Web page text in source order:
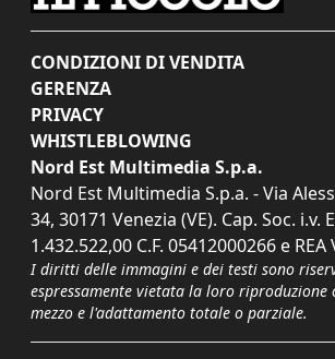
CONDIZIONI DI VENDITA
GERENZA
PRIVACY
WHISTLEBLOWING
Nord Est Multimedia S.p.a.
Nord Est Multimedia S.p.a. - Via
34, 30171 Venezia (VE). Cap. Soc. i.v.
1.432.522,00 C.F. 05412000266 e REA
I diritti delle immagini e dei testi sono
espressamente vietata la loro riproduzione
mezzo e l'adattamento totale o parziale.